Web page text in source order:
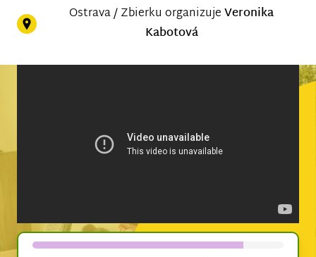
Ostrava / Zbierku organizujeVeronika
Kabotová